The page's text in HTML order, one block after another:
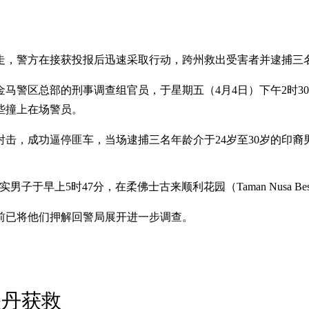
警方在接获投报后迅速采取行动，跨州救出受害者并逮捕三
警区总部的刑事调查组官员，于星期五（4月4日）下午2时
上在场警员。
，成功逼停匪车，当场逮捕三名年龄介于24岁至30岁的印裔
子于早上5时47分，在柔佛士古来顺利花园（Taman Nusa
将他们押解回警局展开进一步调查。
获救